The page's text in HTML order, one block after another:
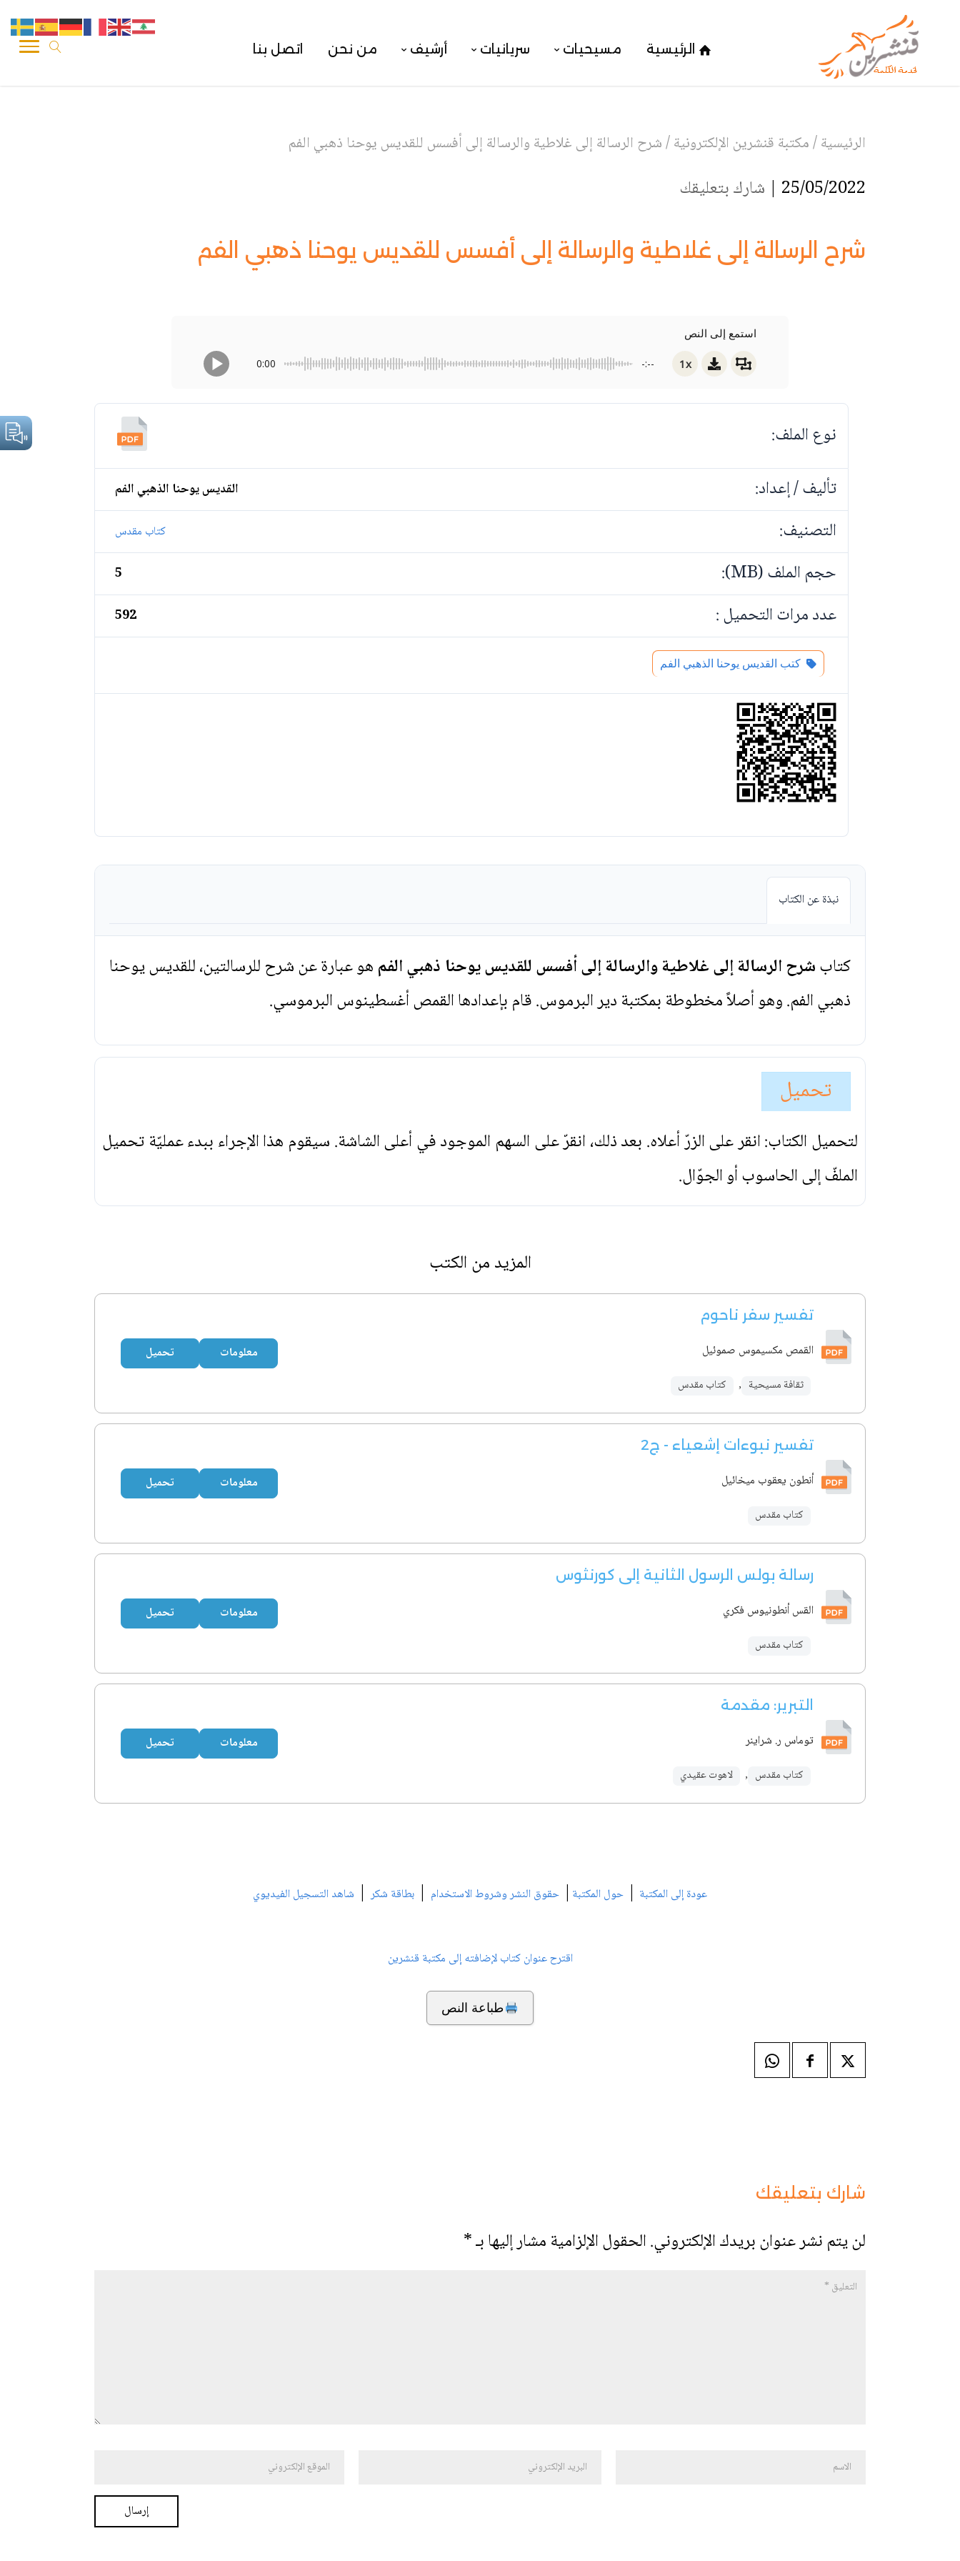
الرئيسية مسيحيات سريانيات أرشيف من نحن اتصل بنا
الرئيسية/مكتبة قنشرين الإلكترونية/شرح الرسالة إلى غلاطية والرسالة إلى أفسس للقديس يوحنا ذهبي الفم
25/05/2022 | شارك بتعليقك
شرح الرسالة إلى غلاطية والرسالة إلى أفسس للقديس يوحنا ذهبي الفم
استمع إلى النص
0:00 -:-- 1x
نوع الملف:
تأليف / إعداد:
القديس يوحنا الذهبي الفم
التصنيف: كتاب مقدس
حجم الملف (MB): 5
عدد مرات التحميل : 592
كتب القديس يوحنا الذهبي الفم
نبذة عن الكتاب
كتابشرح الرسالة إلى غلاطية والرسالة إلى أفسس للقديس يوحنا ذهبي الفمهو عبارة عن شرح للرسالتين، للقديس يوحنا
ذهبي الفم. وهو أصلاً مخطوطة بمكتبة دير البرموس. قام بإعدادها القمص أغسطينوس البرموسي.
تحميل
لتحميل الكتاب: انقر على الزرّ أعلاه. بعد ذلك، انقرّ على السهم الموجود في أعلى الشاشة. سيقوم هذا الإجراء ببدء عمليّة تحميل
الملفّ إلى الحاسوب أو الجوّال.
المزيد من الكتب
تفسير سفر ناحوم
القمص مكسيموس صموئيل
ثقافة مسيحية , كتاب مقدس
معلومات تحميل
تفسير نبوءات إشعياء - ج2
أنطون يعقوب ميخائيل
كتاب مقدس
معلومات تحميل
رسالة بولس الرسول الثانية إلى كورنثوس
القس أنطونيوس فكري
كتاب مقدس
معلومات تحميل
التبرير: مقدمة
توماس ر. شراينر
كتاب مقدس , لاهوت عقيدي
معلومات تحميل
عودة إلى المكتبة | حول المكتبة | حقوق النشر وشروط الاستخدام | بطاقة شكر| شاهد التسجيل الفيديوي
اقترح عنوان كتاب لإضافته إلى مكتبة قنشرين
طباعة النص
شارك بتعليقك
لن يتم نشر عنوان بريدك الإلكتروني.الحقول الإلزامية مشار إليها بـ*